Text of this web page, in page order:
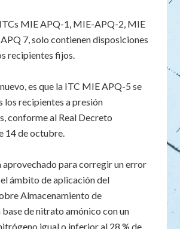
MIE APQ-1, MIE-APQ-2, MIE
7, solo contienen disposiciones
recipientes fijos.
es que la ITC MIE APQ-5 se
los recipientes a presión
conforme al Real Decreto
14 de octubre.
aprovechado para corregir un error
ámbito de aplicación del
Almacenamiento de
de nitrato amónico con un
igual o inferior al 28 % de